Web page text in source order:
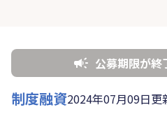
公募期限が終
制度融資2024年07月09日更